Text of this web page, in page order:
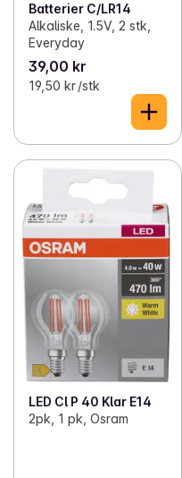
Batterier C/LR14
Alkaliske, 1.5V, 2 stk,
Everyday
39,00 kr
19,50 kr /stk
LED Cl P 40 Klar E14
2pk, 1 pk, Osram